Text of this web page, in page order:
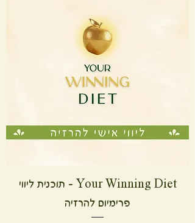
Your Winning Diet - תוכנית ליווי
פרימיום להרזיה